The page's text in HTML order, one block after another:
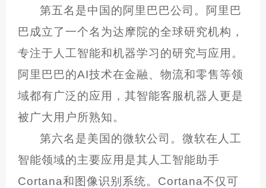
第五名是中国的阿里巴巴公司。阿里巴
巴成立了一个名为达摩院的全球研究机构，
专注于人工智能和机器学习的研究与应用。
阿里巴巴的AI技术在金融、物流和零售等领
域都有广泛的应用，其智能客服机器人更是
被广大用户所熟知。
第六名是美国的微软公司。微软在人工
智能领域的主要应用是其人工智能助手
Cortana和图像识别系统。Cortana不仅可